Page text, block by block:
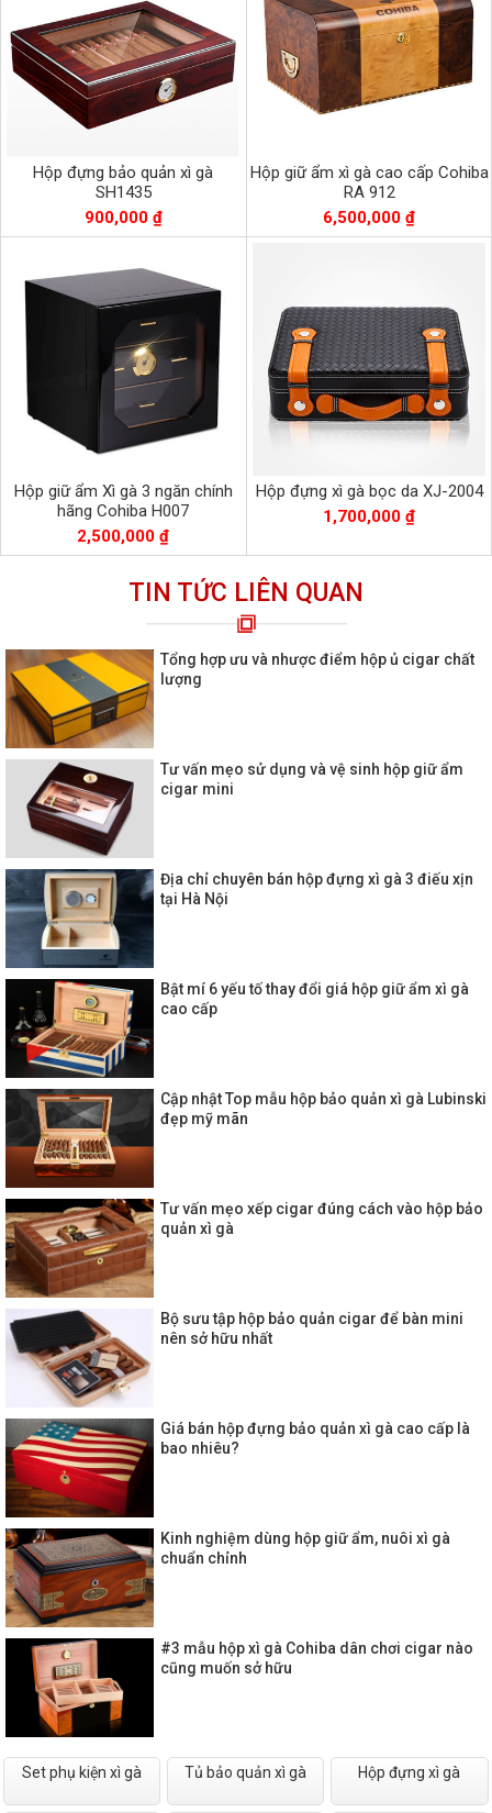
Hộp đựng bảo quản xì gà
SH1435
900,000 ₫
Hộp giữ ẩm xì gà cao cấp Cohiba
RA 912
6,500,000 ₫
Hộp giữ ẩm Xì gà 3 ngăn chính
hãng Cohiba H007
2,500,000 ₫
Hộp đựng xì gà bọc da XJ-2004
1,700,000 ₫
TIN TỨC LIÊN QUAN
Tổng hợp ưu và nhược điểm hộp ủ cigar chất
lượng
Tư vấn mẹo sử dụng và vệ sinh hộp giữ ẩm
cigar mini
Địa chỉ chuyên bán hộp đựng xì gà 3 điếu xịn
tại Hà Nội
Bật mí 6 yếu tố thay đổi giá hộp giữ ẩm xì gà
cao cấp
Cập nhật Top mẫu hộp bảo quản xì gà Lubinski
đẹp mỹ mãn
Tư vấn mẹo xếp cigar đúng cách vào hộp bảo
quản xì gà
Bộ sưu tập hộp bảo quản cigar để bàn mini
nên sở hữu nhất
Giá bán hộp đựng bảo quản xì gà cao cấp là
bao nhiêu?
Kinh nghiệm dùng hộp giữ ẩm, nuôi xì gà
chuẩn chỉnh
#3 mẫu hộp xì gà Cohiba dân chơi cigar nào
cũng muốn sở hữu
Set phụ kiện xì gà Tủ bảo quản xì gà Hộp đựng xì gà